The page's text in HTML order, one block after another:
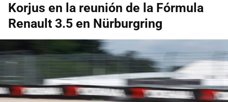
Korjus en la reunión de la Fórmula
Renault 3.5 en Nürburgring